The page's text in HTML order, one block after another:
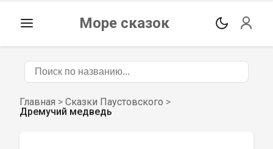
Море сказок
Главная > Сказки Паустовского >
Дремучий медведь